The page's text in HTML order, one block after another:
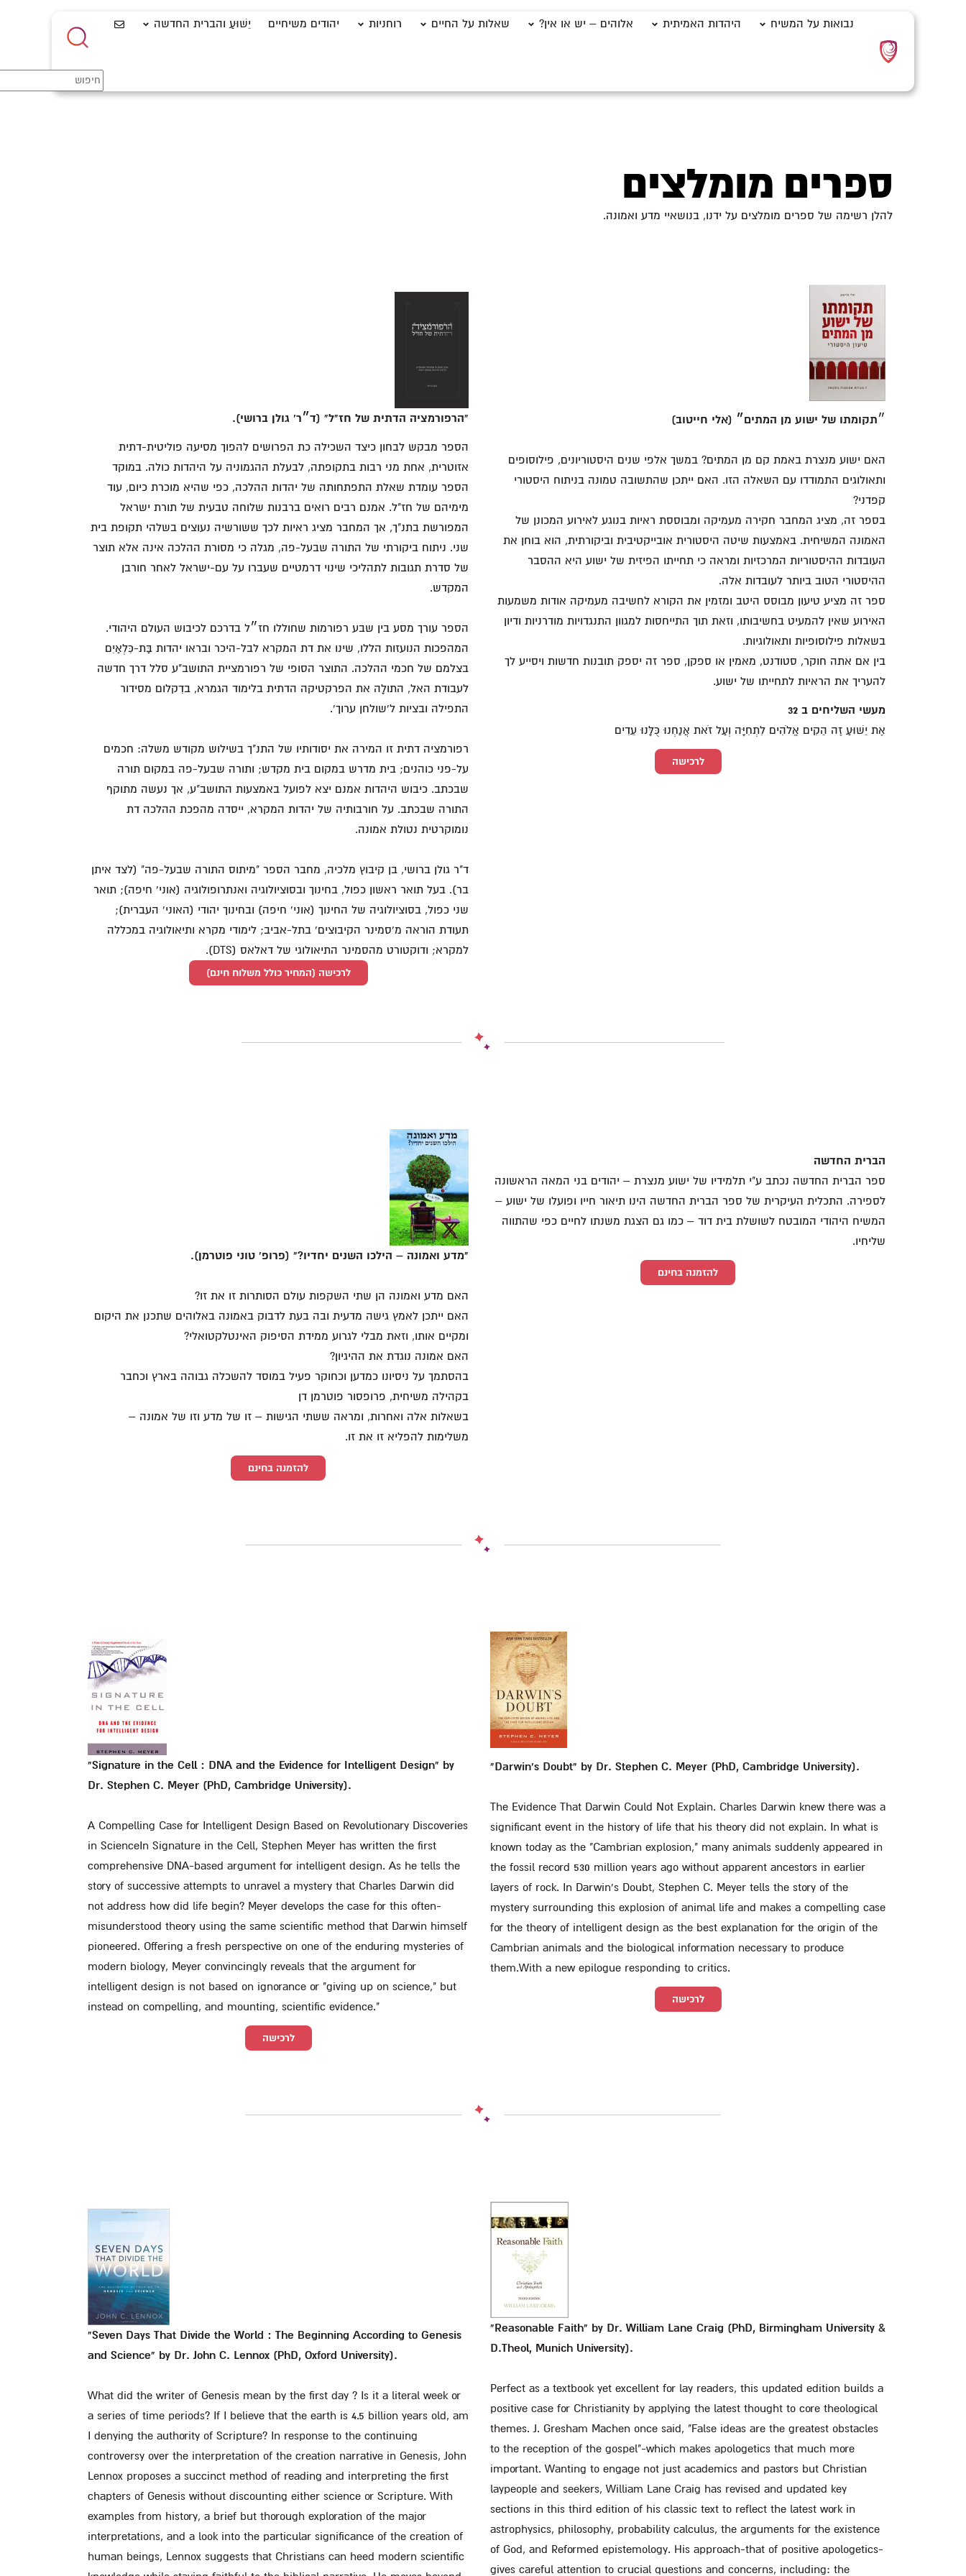
נבואות על המשיח
היהדות האמיתית אלוהים – יש או אין? שאלות על החיים רוחניות יהודים משיחיים יֵשׁוּעַ והברית החדשה
ספרים מומלצים
להלן רשימה של ספרים מומלצים על ידנו, בנושאיי מדע ואמונה.
"הרפורמציה הדתית של חז"ל" (ד״ר' גולן ברושי).
הספר מבקש לבחון כיצד השכילה כת הפרושים להפוך מסיעה פוליטית-דתית
אזוטרית, אחת מני רבות בתקופתה, לבעלת ההגמוניה על היהדות כולה. במוקד
הספר עומדת שאלת התפתחותה של יהדות ההלכה, כפי שהיא מוכרת כיום, עוד
מימיהם של חז"ל. אמנם רבים רואים ברבנות שלוחה טבעית של תורת ישראל
המפורשת בתנ"ך, אך המחבר מציג ראיות לכך ששורשיה נעוצים בשלהי תקופת בית
שני. ניתוח ביקורתי של התורה שבעל-פה, מגלה כי מסורת ההלכה אינה אלא תוצר
של סדרת תגובות לתהליכי שינוי דרמטיים שעברו על עם-ישראל לאחר חורבן
המקדש.
הספר עורך מסע בין שבע רפורמות שחוללו חז״ל בדרכם לכיבוש העולם היהודי.
המהפכות הנועזות הללו, שינו את דת המקרא לבל-היכר ובראו יהדות בַּת-כִּלְאַיִם
בצלמם של חכמי ההלכה. התוצר הסופי של רפורמציית התושב"ע סלל דרך חדשה
לעבודת האל, התולָה את הפרקטיקה הדתית בלימוד הגמרא, בדִקלום מסידור
התפילה ובציות ל'שולחן ערוך'.
רפורמציה דתית זו המירה את יסודותיו של התנ"ך בשילוש מקודש משלה: חכמים
על-פני כוהנים; בית מדרש במקום בית מקדש; ותורה שבעל-פה במקום תורה
שבכתב. כיבוש היהדות אמנם יצא לפועל באמצעות התושב"ע, אך נעשה מתוקף
התורה שבכתב. על חורבותיה של יהדות המקרא, ייסדה מהפכת ההלכה דת
נומוקרטית נטולת אמונה.
ד"ר גולן ברושי, בן קיבוץ מלכיה, מחבר הספר "מיתוס התורה שבעל-פה" (לצד איתן
בר). בעל תואר ראשון כפול, בחינוך ובסוציולוגיה ואנתרופולוגיה (אוני' חיפה); תואר
שני כפול, בסוציולוגיה של החינוך (אוני' חיפה) ובחינוך יהודי (האוני' העברית);
תעודת הוראה מ'סמינר הקיבוצים' בתל-אביב; לימודי מקרא ותיאולוגיה במכללה
למקרא; ודוקטורט מהסמינר התיאולוגי של דאלאס (DTS).
לרכישה (המחיר כולל משלוח חינם)
״תקומתו של ישוע מן המתים״ (אלי חייטוב)
האם ישוע מנצרת באמת קם מן המתים? במשך אלפי שנים היסטוריונים, פילוסופים
ותאולוגים התמודדו עם השאלה הזו. האם ייתכן שהתשובה טמונה בניתוח היסטורי
קפדני?
בספר זה, מציג המחבר חקירה מעמיקה ומבוססת ראיות בנוגע לאירוע המכונן של
האמונה המשיחית. באמצעות שיטה היסטורית אובייקטיבית וביקורתית, הוא בוחן את
העובדות ההיסטוריות המרכזיות ומראה כי תחייתו הפיזית של ישוע היא ההסבר
ההיסטורי הטוב ביותר לעובדות אלה.
ספר זה מציע טיעון מבוסס היטב ומזמין את הקורא לחשיבה מעמיקה אודות משמעות
האירוע שאין להמעיט בחשיבותו, וזאת תוך התייחסות למגוון התנגדויות מודרניות ודיון
בשאלות פילוסופיות ותאולוגיות.
בין אם אתה חוקר, סטודנט, מאמין או ספקן, ספר זה יספק תובנות חדשות ויסייע לך
להעריך את הראיות לתחייתו של ישוע.
מעשי השליחים ב 32
אֶת יֵשׁוּעַ זֶה הֵקִים אֱלֹהִים לִתְחִיָּה וְעַל זֹאת אֲנַחְנוּ כֻּלָּנוּ עֵדִים
לרכישה
"מדע ואמונה – הילכו השנים יחדיו?" (פרופ' טוני פוטרמן).
האם מדע ואמונה הן שתי השקפות עולם הסותרות זו את זו?
האם ייתכן לאמץ גישה מדעית ובה בעת לדבוק באמונה באלוהים שתכנן את היקום
ומקיים אותו, וזאת מבלי לגרוע ממידת הסיפוק האינטלקטואלי?
האם אמונה נוגדת את ההיגיון?
בהסתמך על ניסיונו כמדען וכחוקר פעיל במוסד להשכלה גבוהה בארץ וכחבר
בקהילה משיחית, פרופסור פוטרמן דן
בשאלות אלה ואחרות, ומראה ששתי הגישות – זו של מדע וזו של אמונה –
משלימות להפליא זו את זו.
להזמנה בחינם
הברית החדשה
ספר הברית החדשה נכתב ע"י תלמידיו של ישוע מנצרת – יהודים בני המאה הראשונה
לספירה. התכלית העיקרית של ספר הברית החדשה הינו תיאור חייו ופועלו של ישוע –
המשיח היהודי המובטח לשושלת בית דוד – כמו גם הצגת משנתו לחיים כפי שהתווה
שליחיו.
להזמנה בחינם
"Signature in the Cell : DNA and the Evidence for Intelligent Design" by
Dr. Stephen C. Meyer (PhD, Cambridge University).
A Compelling Case for Intelligent Design Based on Revolutionary Discoveries
in ScienceIn Signature in the Cell, Stephen Meyer has written the first
comprehensive DNA-based argument for intelligent design. As he tells the
story of successive attempts to unravel a mystery that Charles Darwin did
not address how did life begin? Meyer develops the case for this often-
misunderstood theory using the same scientific method that Darwin himself
pioneered. Offering a fresh perspective on one of the enduring mysteries of
modern biology, Meyer convincingly reveals that the argument for
intelligent design is not based on ignorance or "giving up on science," but
instead on compelling, and mounting, scientific evidence."
לרכישה
"Darwin's Doubt" by Dr. Stephen C. Meyer (PhD, Cambridge University).
The Evidence That Darwin Could Not Explain. Charles Darwin knew there was a
significant event in the history of life that his theory did not explain. In what is
known today as the "Cambrian explosion," many animals suddenly appeared in
the fossil record 530 million years ago without apparent ancestors in earlier
layers of rock. In Darwin's Doubt, Stephen C. Meyer tells the story of the
mystery surrounding this explosion of animal life and makes a compelling case
for the theory of intelligent design as the best explanation for the origin of the
Cambrian animals and the biological information necessary to produce
them.With a new epilogue responding to critics.
לרכישה
"Seven Days That Divide the World : The Beginning According to Genesis
and Science" by Dr. John C. Lennox (PhD, Oxford University).
What did the writer of Genesis mean by the first day ? Is it a literal week or
a series of time periods? If I believe that the earth is 4.5 billion years old, am
I denying the authority of Scripture? In response to the continuing
controversy over the interpretation of the creation narrative in Genesis, John
Lennox proposes a succinct method of reading and interpreting the first
chapters of Genesis without discounting either science or Scripture. With
examples from history, a brief but thorough exploration of the major
interpretations, and a look into the particular significance of the creation of
human beings, Lennox suggests that Christians can heed modern scientific
"Reasonable Faith" by Dr. William Lane Craig (PhD, Birmingham University &
D.Theol, Munich University).
Perfect as a textbook yet excellent for lay readers, this updated edition builds a
positive case for Christianity by applying the latest thought to core theological
themes. J. Gresham Machen once said, "False ideas are the greatest obstacles
to the reception of the gospel"-which makes apologetics that much more
important. Wanting to engage not just academics and pastors but Christian
laypeople and seekers, William Lane Craig has revised and updated key
sections in this third edition of his classic text to reflect the latest work in
astrophysics, philosophy, probability calculus, the arguments for the existence
of God, and Reformed epistemology. His approach-that of positive apologetics-
gives careful attention to crucial questions and concerns, including: the